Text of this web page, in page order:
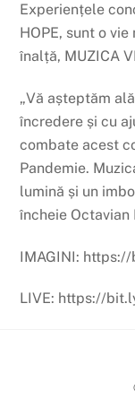
Experiențele
HOPE, sunt o
înalță, MUZICA
„Vă așteptăm
încredere și cu
combate acest
Pandemie.
lumină și un
încheie Octavian
IMAGINI:
LIVE: https://